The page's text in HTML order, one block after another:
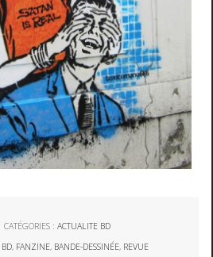
CATÉGORIES :ACTUALITE BD
BD, FANZINE, BANDE-DESSINÉE, REVUE